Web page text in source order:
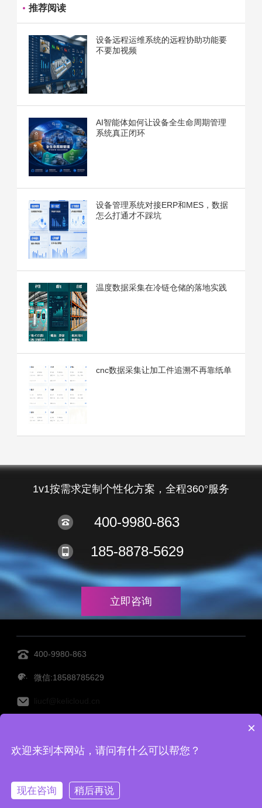
推荐阅读
设备远程运维系统的远程协助功能要
不要加视频
AI智能体如何让设备全生命周期管理
系统真正闭环
设备管理系统对接ERP和MES，数据
怎么打通才不踩坑
温度数据采集在冷链仓储的落地实践
cnc数据采集让加工件追溯不再靠纸单
1v1按需求定制个性化方案，全程360°服务
400-9980-863
185-8878-5629
立即咨询
400-9980-863
微信:18588785629
MES管理系统 设备管理系统 透明工厂
2022001416号-2|网站地图
×
欢迎来到本网站，请问有什么可以帮您？
现在咨询 稍后再说